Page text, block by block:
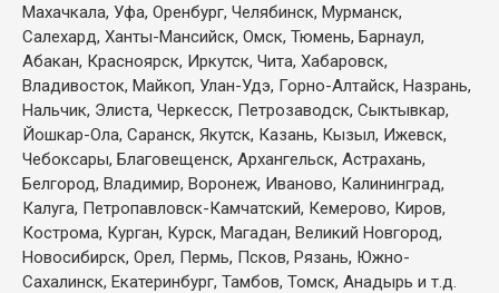
Махачкала, Уфа, Оренбург, Челябинск, Мурманск,
Салехард, Ханты-Мансийск, Омск, Тюмень, Барнаул,
Абакан, Красноярск, Иркутск, Чита, Хабаровск,
Владивосток, Майкоп, Улан-Удэ, Горно-Алтайск, Назрань,
Нальчик, Элиста, Черкесск, Петрозаводск, Сыктывкар,
Йошкар-Ола, Саранск, Якутск, Казань, Кызыл, Ижевск,
Чебоксары, Благовещенск, Архангельск, Астрахань,
Белгород, Владимир, Воронеж, Иваново, Калининград,
Калуга, Петропавловск-Камчатский, Кемерово, Киров,
Кострома, Курган, Курск, Магадан, Великий Новгород,
Новосибирск, Орел, Пермь, Псков, Рязань, Южно-
Сахалинск, Екатеринбург, Тамбов, Томск, Анадырь и т.д.